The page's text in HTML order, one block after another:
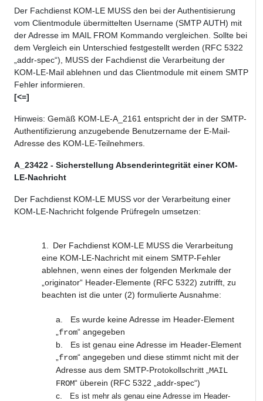
Der Fachdienst KOM-LE MUSS den bei der Authentisierung
vom Clientmodule übermittelten Username (SMTP AUTH) mit
der Adresse im MAIL FROM Kommando vergleichen. Sollte bei
dem Vergleich ein Unterschied festgestellt werden (RFC 5322
„addr-spec“), MUSS der Fachdienst die Verarbeitung der
KOM-LE-Mail ablehnen und das Clientmodule mit einem SMTP
Fehler informieren.
[<=]
Hinweis: Gemäß KOM-LE-A_2161 entspricht der in der SMTP-
Authentifizierung anzugebende Benutzername der E-Mail-
Adresse des KOM-LE-Teilnehmers.
A_23422 - Sicherstellung Absenderintegrität einer KOM-
LE-Nachricht
Der Fachdienst KOM-LE MUSS vor der Verarbeitung einer
KOM-LE-Nachricht folgende Prüfregeln umsetzen:
1.
Der Fachdienst KOM-LE MUSS die Verarbeitung
eine KOM-LE-Nachricht mit einem SMTP-Fehler
ablehnen, wenn eines der folgenden Merkmale der
„originator“ Header-Elemente (RFC 5322) zutrifft, zu
beachten ist die unter (2) formulierte Ausnahme:
a.
Es wurde keine Adresse im Header-Element
from“ angegeben
b.
Es ist genau eine Adresse im Header-Element
from“ angegeben und diese stimmt nicht mit der
Adresse aus dem SMTP-Protokollschritt „MAIL
FROM“ überein (RFC 5322 „addr-spec“)
c.
Es ist mehr als genau eine Adresse im Header-